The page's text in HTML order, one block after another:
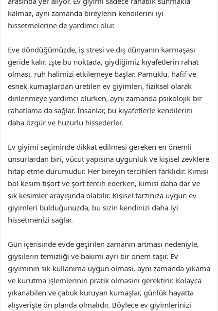
kalmaz, aynı zamanda bireylerin kendilerini iyi
hissetmelerine de yardımcı olur.
Eve döndüğümüzde, iş stresi ve dış dünyanın karmaşası
geride kalır. İşte bu noktada, giydiğimiz kıyafetlerin rahat
olması, ruh halimizi etkilemeye başlar. Pamuklu, hafif ve
esnek kumaşlardan üretilen ev giyimleri, fiziksel olarak
dinlenmeye yardımcı olurken, aynı zamanda psikolojik bir
rahatlama da sağlar. İnsanlar, bu kıyafetlerle kendilerini
daha özgür ve huzurlu hissederler.
Ev giyimi seçiminde dikkat edilmesi gereken en önemli
unsurlardan biri, vücut yapısına uygunluk ve kişisel zevklere
hitap etme durumudur. Her bireyin tercihleri farklıdır. Kimisi
bol kesim tişört ve şort tercih ederken, kimisi daha dar ve
şık kesimler arayışında olabilir. Kişisel tarzınıza uygun ev
giyimleri bulduğunuzda, bu sizin kendinizi daha iyi
hissetmenizi sağlar.
Gün içerisinde evde geçirilen zamanın artması nedeniyle,
giysilerin temizliği ve bakımı ayrı bir önem taşır. Ev
giyiminin sık kullanıma uygun olması, aynı zamanda yıkama
ve kurutma işlemlerinin pratik olmasını gerektirir. Kolayca
yıkanabilen ve çabuk kuruyan kumaşlar, günlük hayatta
alışverişte ön planda olmalıdır. Böylece ev giyimlerinizi